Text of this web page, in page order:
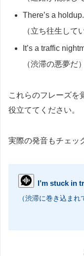
There’s a holdup.
（立ち往生して
It’s a traffic
（渋滞の悪夢だ）
これらのフレーズを
役立ててください。
実際の発音もチェッ
I’m stuck in
（渋滞に巻き込まれ